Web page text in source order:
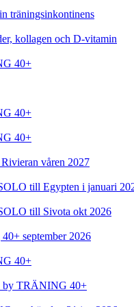
träningsinkontinens
kollagen och D-vitamin
40+
40+
40+
våren 2027
till Egypten i januari
till Sivota okt 2026
september 2026
40+
by TRÄNING 40+